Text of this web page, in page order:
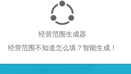

经营范围生成器
经营范围不知道怎么填？智能生成！